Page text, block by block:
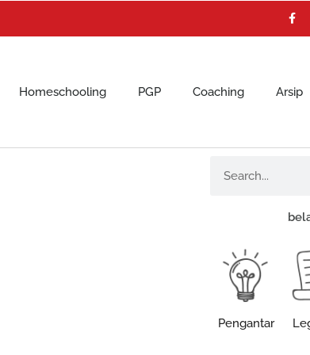
a
c
e
Homeschooling PGP Coaching Arsip
Pengantar